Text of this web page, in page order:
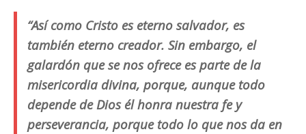
“Así como Cristo es eterno salvador, es
también eterno creador. Sin embargo, el
galardón que se nos ofrece es parte de la
misericordia divina, porque, aunque todo
depende de Dios él honra nuestra fe y
perseverancia, porque todo lo que nos da en